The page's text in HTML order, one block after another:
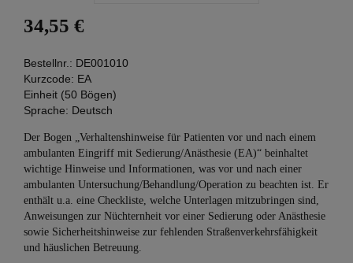
34,55 €
Bestellnr.: DE001010
Kurzcode: EA
Einheit (50 Bögen)
Sprache: Deutsch
Der Bogen „Verhaltenshinweise für Patienten vor und nach einem
ambulanten Eingriff mit Sedierung/Anästhesie (EA)“ beinhaltet
wichtige Hinweise und Informationen, was vor und nach einer
ambulanten Untersuchung/Behandlung/Operation zu beachten ist. Er
enthält u.a. eine Checkliste, welche Unterlagen mitzubringen sind,
Anweisungen zur Nüchternheit vor einer Sedierung oder Anästhesie
sowie Sicherheitshinweise zur fehlenden Straßenverkehrsfähigkeit
und häuslichen Betreuung.